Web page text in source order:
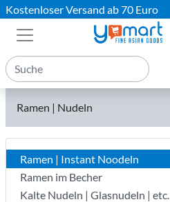
Kostenloser Versand ab 70 Euro
Ramen | Nudeln
Ramen | Instant Noodeln
Ramen im Becher
Kalte Nudeln | Glasnudeln | etc.